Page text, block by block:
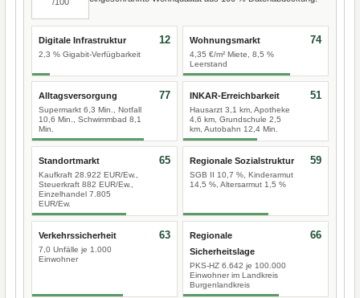
Digitale Infrastruktur
2,3 % Gigabit-Verfügbarkeit
12 Wohnungsmarkt
4,35 €/m² Miete, 8,5 %
Leerstand
74
Alltagsversorgung
Supermarkt 6,3 Min., Notfall
10,6 Min., Schwimmbad 8,1
Min.
77 INKAR-Erreichbarkeit
Hausarzt 3,1 km, Apotheke
4,6 km, Grundschule 2,5
km, Autobahn 12,4 Min.
51
Standortmarkt
Kaufkraft 28.922 EUR/Ew.,
Steuerkraft 882 EUR/Ew.,
Einzelhandel 7.805
EUR/Ew.
65 Regionale Sozialstruktur
SGB II 10,7 %, Kinderarmut
14,5 %, Altersarmut 1,5 %
59
Verkehrssicherheit
7,0 Unfälle je 1.000
Einwohner
63
Regionale
Sicherheitslage
PKS-HZ 6.642 je 100.000
Einwohner im Landkreis
Burgenlandkreis
66